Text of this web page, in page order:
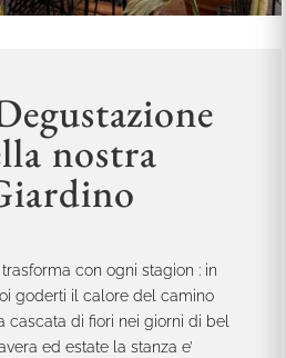
nostra
con ogni stagion : in
goderti il calore del camino
cascata di fiori nei giorni di bel
ed estate la stanza e’